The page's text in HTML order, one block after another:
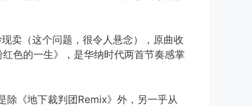
卖（这个问题，很令人悬念），原曲收
色的一生》，是华纳时代两首节奏感掌
《地下裁判团Remix》外，另一乎从